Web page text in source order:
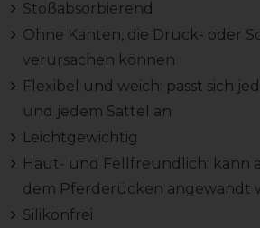
Stoßabsorbierend
Ohne Kanten, die Druck- oder
verursachen können
Flexibel und weich: passt sich
und jedem Sattel an
Leichtgewichtig
Haut- und Fellfreundlich: kann
dem Pferderücken angewandt
Silikonfrei